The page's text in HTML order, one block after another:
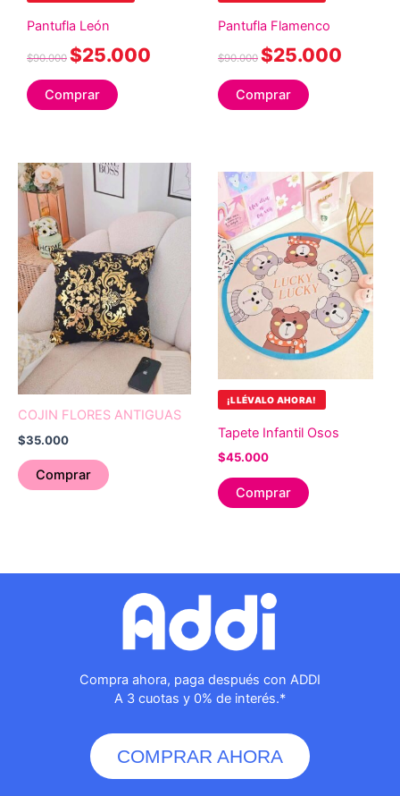
Pantufla León
$90.000 $25.000
Comprar
Pantufla Flamenco
$90.000 $25.000
Comprar
COJIN FLORES ANTIGUAS
$35.000
Comprar
¡LLÉVALO AHORA!
Tapete Infantil Osos
$45.000
Comprar
Compra ahora, paga después con ADDI
A 3 cuotas y 0% de interés.*
COMPRAR AHORA